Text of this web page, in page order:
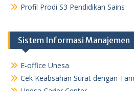
Profil Prodi S3 Pendidikan Sains
Sistem Informasi Manajemen
E-office Unesa
Cek Keabsahan Surat dengan